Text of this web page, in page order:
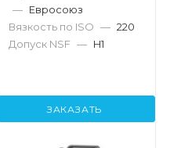
— Евросоюз
Вязкость по ISO — 220
Допуск NSF — H1
ЗАКАЗАТЬ